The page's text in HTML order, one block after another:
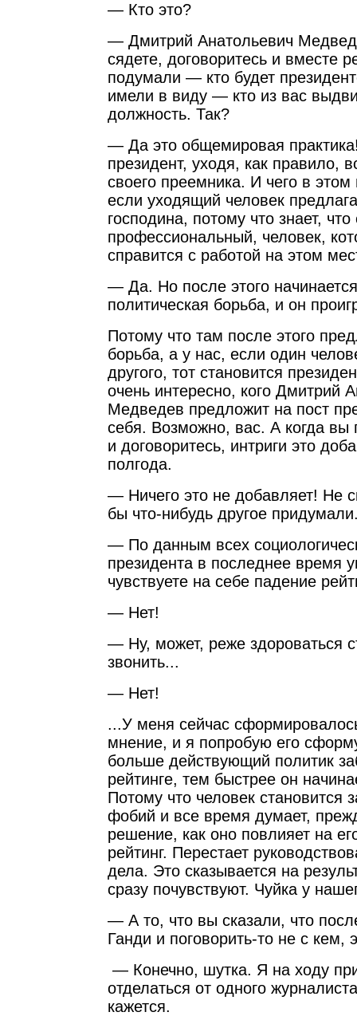
— Кто это?
— Дмитрий Анатольевич
сядете, договоритесь и вместе
подумали — кто будет
имели в виду — кто из вас
должность. Так?
— Да это общемировая
президент, уходя, как правило,
своего преемника. И чего в
если уходящий человек
господина, потому что знает,
профессиональный, человек,
справится с работой на этом
— Да. Но после этого
политическая борьба, и он
Потому что там после этого
борьба, а у нас, если один
другого, тот становится
очень интересно, кого Дмитрий
Медведев предложит на пост
себя. Возможно, вас. А когда вы
и договоритесь, интриги это
полгода.
— Ничего это не добавляет! Не
бы что-нибудь другое
— По данным всех
президента в последнее время
чувствуете на себе падение
— Нет!
— Ну, может, реже здороваться
звонить...
— Нет!
...У меня сейчас
мнение, и я попробую его
больше действующий политик
рейтинге, тем быстрее он
Потому что человек становится
фобий и все время думает,
решение, как оно повлияет на
рейтинг. Перестает
дела. Это сказывается на
сразу почувствуют. Чуйка у
— А то, что вы сказали, что
Ганди и поговорить-то не с кем,
— Конечно, шутка. Я на ходу
отделаться от одного
кажется.